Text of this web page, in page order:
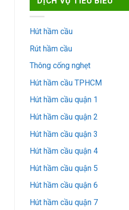
Hút hầm cầu
Rút hầm cầu
Thông cống nghẹt
Hút hầm cầu TPHCM
Hút hầm cầu quận 1
Hút hầm cầu quận 2
Hút hầm cầu quận 3
Hút hầm cầu quận 4
Hút hầm cầu quận 5
Hút hầm cầu quận 6
Hút hầm cầu quận 7